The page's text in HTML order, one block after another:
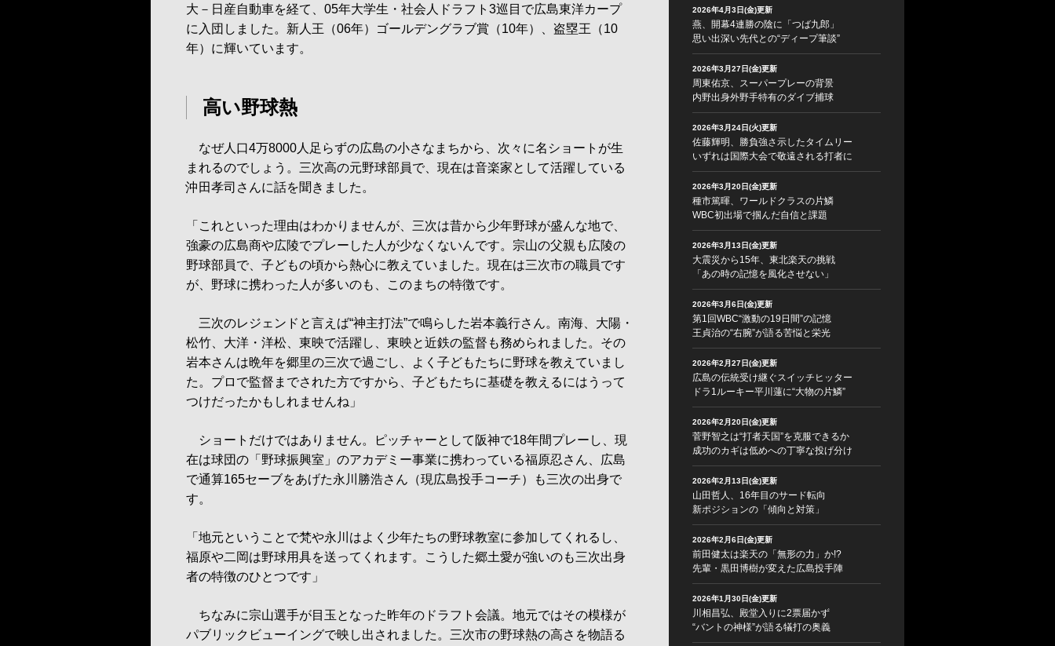
大－日産自動車を経て、05年大学生・社会人ドラフト3巡目で広島東洋カープ
に入団しました。新人王（06年）ゴールデングラブ賞（10年）、盗塁王（10
年）に輝いています。
高い野球熱
なぜ人口4万8000人足らずの広島の小さなまちから、次々に名ショートが生
まれるのでしょう。三次高の元野球部員で、現在は音楽家として活躍している
沖田孝司さんに話を聞きました。
「これといった理由はわかりませんが、三次は昔から少年野球が盛んな地で、
強豪の広島商や広陵でプレーした人が少なくないんです。宗山の父親も広陵の
野球部員で、子どもの頃から熱心に教えていました。現在は三次市の職員です
が、野球に携わった人が多いのも、このまちの特徴です。
三次のレジェンドと言えば“神主打法”で鳴らした岩本義行さん。南海、大陽・
松竹、大洋・洋松、東映で活躍し、東映と近鉄の監督も務められました。その
岩本さんは晩年を郷里の三次で過ごし、よく子どもたちに野球を教えていまし
た。プロで監督までされた方ですから、子どもたちに基礎を教えるにはうって
つけだったかもしれませんね」
ショートだけではありません。ピッチャーとして阪神で18年間プレーし、現
在は球団の「野球振興室」のアカデミー事業に携わっている福原忍さん、広島
で通算165セーブをあげた永川勝浩さん（現広島投手コーチ）も三次の出身で
す。
「地元ということで梵や永川はよく少年たちの野球教室に参加してくれるし、
福原や二岡は野球用具を送ってくれます。こうした郷土愛が強いのも三次出身
者の特徴のひとつです」
ちなみに宗山選手が目玉となった昨年のドラフト会議。地元ではその模様が
パブリックビューイングで映し出されました。三次市の野球熱の高さを物語る
2026年4月3日(金)更新
燕、開幕4連勝の陰に「つば九郎」
思い出深い先代との“ディープ筆談”
2026年3月27日(金)更新
周東佑京、スーパープレーの背景
内野出身外野手特有のダイブ捕球
2026年3月24日(火)更新
佐藤輝明、勝負強さ示したタイムリー
いずれは国際大会で敬遠される打者に
2026年3月20日(金)更新
種市篤暉、ワールドクラスの片鱗
WBC初出場で掴んだ自信と課題
2026年3月13日(金)更新
大震災から15年、東北楽天の挑戦
「あの時の記憶を風化させない」
2026年3月6日(金)更新
第1回WBC“激動の19日間”の記憶
王貞治の“右腕”が語る苦悩と栄光
2026年2月27日(金)更新
広島の伝統受け継ぐスイッチヒッター
ドラ1ルーキー平川蓮に“大物の片鱗”
2026年2月20日(金)更新
菅野智之は“打者天国”を克服できるか
成功のカギは低めへの丁寧な投げ分け
2026年2月13日(金)更新
山田哲人、16年目のサード転向
新ポジションの「傾向と対策」
2026年2月6日(金)更新
前田健太は楽天の「無形の力」か!?
先輩・黒田博樹が変えた広島投手陣
2026年1月30日(金)更新
川相昌弘、殿堂入りに2票届かず
“バントの神様”が語る犠打の奥義